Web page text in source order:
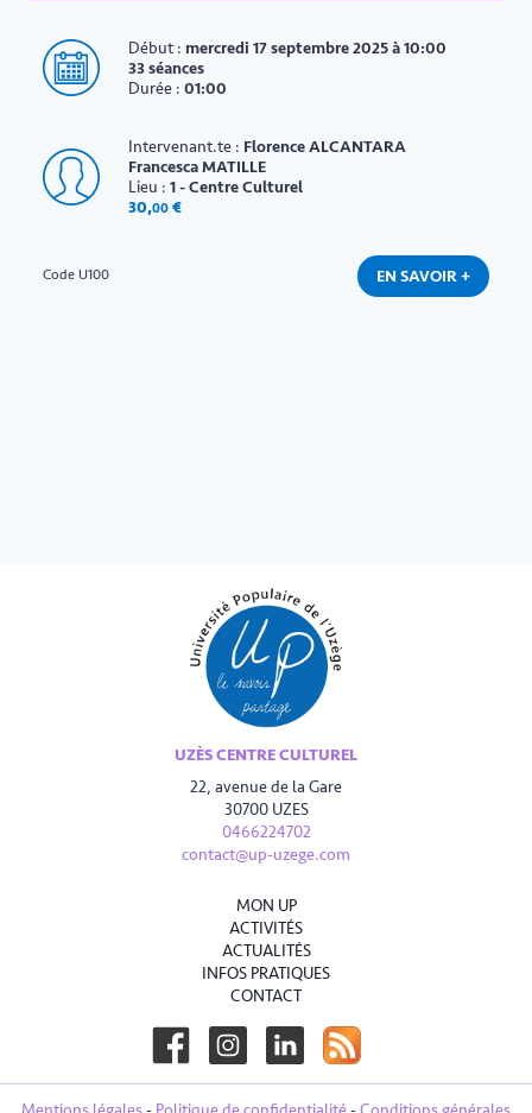
Début : mercredi 17 septembre 2025 à 10:00
33 séances
Durée : 01:00
Intervenant.te : Florence ALCANTARA
Francesca MATILLE
Lieu : 1 - Centre Culturel
30,00 €
Code U100 EN SAVOIR +
UZÈS CENTRE CULTUREL
22, avenue de la Gare
30700 UZES
0466224702
contact@up-uzege.com
MON UP
ACTIVITÉS
ACTUALITÉS
INFOS PRATIQUES
CONTACT